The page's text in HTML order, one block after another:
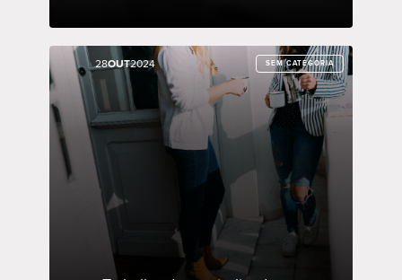
28OUT2024 SEM CATEGORIA
28OUT2024 SEM CATEGORIA